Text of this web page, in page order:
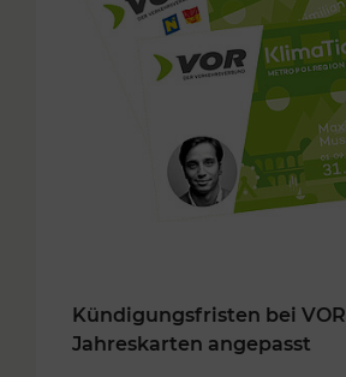
Kündigungsfristen bei VOR
Jahreskarten angepasst